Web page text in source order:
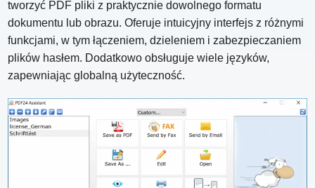
tworzyć PDF pliki z praktycznie dowolnego formatu
dokumentu lub obrazu. Oferuje intuicyjny interfejs z różnymi
funkcjami, w tym łączeniem, dzieleniem i zabezpieczaniem
plików hasłem. Dodatkowo obsługuje wiele języków,
zapewniając globalną użyteczność.